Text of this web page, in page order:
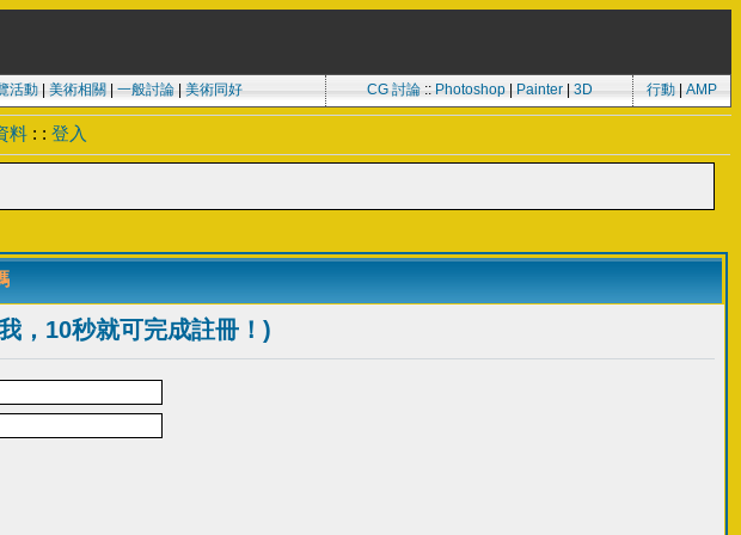
活動| 美術相關 一般討論| 美術同好 CG 討論:: Photoshop| Painter| 3D 行動 AMP
料 : : 登入
，10秒就可完成註冊！)